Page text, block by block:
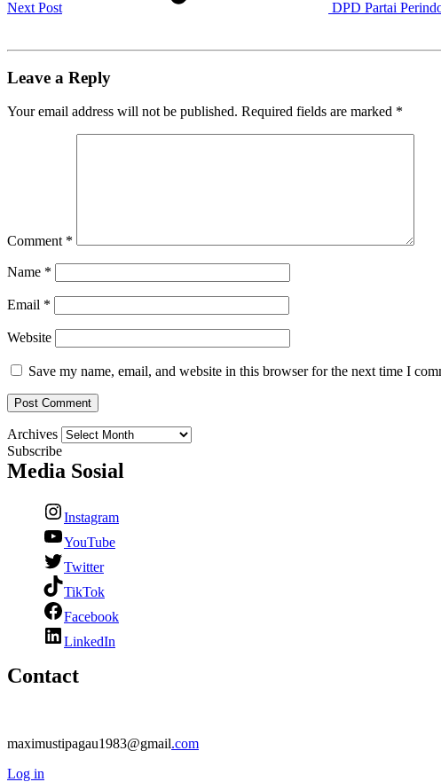
Next Post DPD Partai
Leave a Reply
Your email address will not be published. Required fields are marked *
Comment *
Name *
Email *
Website
Save my name, email, and website in this browser for the next time I
Archives
Subscribe
Media Sosial
Instagram
YouTube
Twitter
TikTok
Facebook
LinkedIn
Contact
maximustipagau1983@gmail.com
Log in